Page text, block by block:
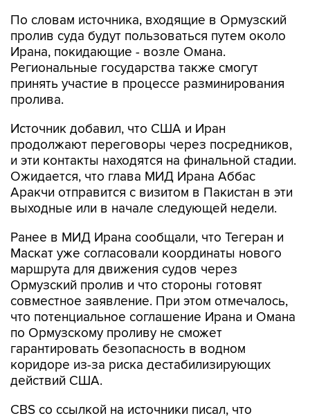
По словам источника, входящие в Ормузский
пролив суда будут пользоваться путем около
Ирана, покидающие - возле Омана.
Региональные государства также смогут
принять участие в процессе разминирования
пролива.
Источник добавил, что США и Иран
продолжают переговоры через посредников,
и эти контакты находятся на финальной стадии.
Ожидается, что глава МИД Ирана Аббас
Аракчи отправится с визитом в Пакистан в эти
выходные или в начале следующей недели.
Ранее в МИД Ирана сообщали, что Тегеран и
Маскат уже согласовали координаты нового
маршрута для движения судов через
Ормузский пролив и что стороны готовят
совместное заявление. При этом отмечалось,
что потенциальное соглашение Ирана и Омана
по Ормузскому проливу не сможет
гарантировать безопасность в водном
коридоре из-за риска дестабилизирующих
действий США.
CBS со ссылкой на источники писал, что